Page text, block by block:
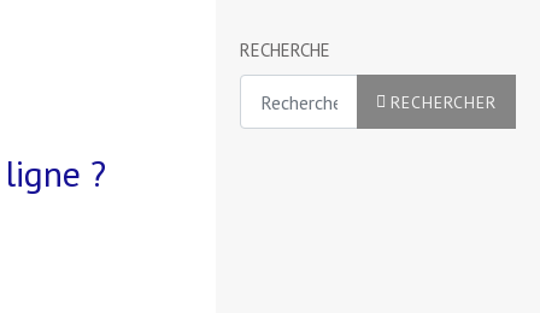
RECHERCHE
RECHERCHER
?